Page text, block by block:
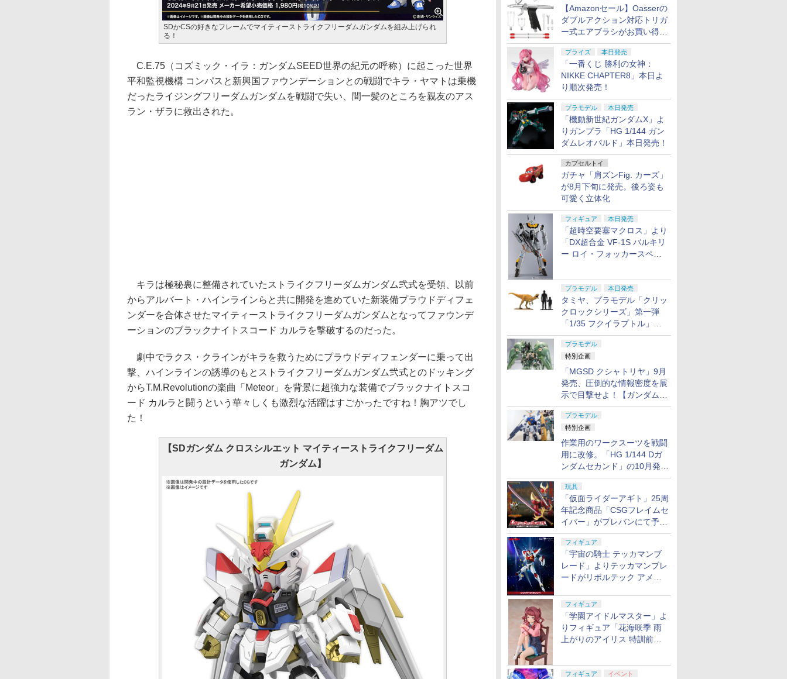
【Amazonセール】Oasserの
ダブルアクション対応トリガ
ー式エアブラシがお買い得価
格で登場！
プライズ 本日発売
「一番くじ 勝利の女神：
NIKKE CHAPTER8」本日よ
り順次発売！
プラモデル 本日発売
「機動新世紀ガンダムX」よ
りガンプラ「HG 1/144 ガン
ダムレオパルド」本日発売！
カプセルトイ
ガチャ「肩ズンFig. カーズ」
が8月下旬に発売。後ろ姿も
可愛く立体化
フィギュア 本日発売
「超時空要塞マクロス」より
「DX超合金 VF-1S バルキリ
ー ロイ・フォッカースペシ
プラモデル 本日発売
タミヤ、プラモデル「クリッ
クロックシリーズ」第一弾
「1/35 フクイラプトル」本
日発売！
プラモデル
特別企画
「MGSD クシャトリヤ」9月
発売、圧倒的な情報密度を展
示で目撃せよ！【ガンダムベ
ース撮り下ろし】
プラモデル
特別企画
作業用のワークスーツを戦闘
用に改修。「HG 1/144 Dガ
ンダムセカンド」の10月発送
分が予約受付中【ガンダムベ
ース撮り下ろし】
玩具
「仮面ライダーアギト」25周
年記念商品「CSGフレイムセ
イバー」がプレバンにて予約
開始
フィギュア
「宇宙の騎士 テッカマンブ
レード」よりテッカマンブレ
ードがリボルテック アメイ
定
フィギュア
「学園アイドルマスター」よ
りフィギュア「花海咲季 雨
上がりのアイリス 特訓前
フィギュア イベント
SDかCSの好きなフレームでマイティーストライクフリーダムガンダムを組み上げられ
る！
C.E.75（コズミック・イラ：ガンダムSEED世界の紀元の呼称）に起こった世界
平和監視機構 コンパスと新興国ファウンデーションとの戦闘でキラ・ヤマトは乗機
だったライジングフリーダムガンダムを戦闘で失い、間一髪のところを親友のアス
ラン・ザラに救出された。
キラは極秘裏に整備されていたストライクフリーダムガンダム弐式を受領、以前
からアルバート・ハインラインらと共に開発を進めていた新装備プラウドディフェ
ンダーを合体させたマイティーストライクフリーダムガンダムとなってファウンデ
ーションのブラックナイトスコード カルラを撃破するのだった。
劇中でラクス・クラインがキラを救うためにプラウドディフェンダーに乗って出
撃、ハインラインの誘導のもとストライクフリーダムガンダム弐式とのドッキング
からT.M.Revolutionの楽曲「Meteor」を背景に超強力な装備でブラックナイトスコ
ード カルラと闘うという華々しくも激烈な活躍はすごかったですね！胸アツでし
た！
【SDガンダム クロスシルエット マイティーストライクフリーダム
ガンダム】